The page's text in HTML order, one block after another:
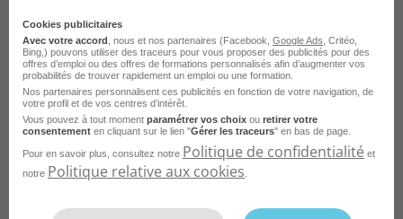
Je postule
Cookies publicitaires
Avec votre accord , nous et nos partenaires (Facebook, Google Ads , Critéo,
Bing,) pouvons utiliser des traceurs pour vous proposer des publicités pour des
offres d’emploi ou des offres de formations personnalisés afin d’augmenter vos
probabilités de trouver rapidement un emploi ou une formation.
Nos partenaires personnalisent ces publicités en fonction de votre navigation, de
votre profil et de vos centres d’intérêt.
Vous pouvez à tout moment paramétrer vos choix ou retirer votre
consentement en cliquant sur le lien "Gérer les traceurs" en bas de page.
Pour en savoir plus, consultez notre Politique de confidentialité et
notre Politique relative aux cookies